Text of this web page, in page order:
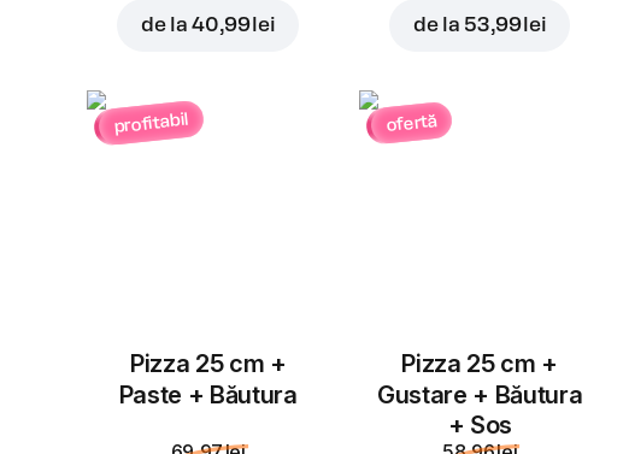
de la40,99 lei de la 53,99 lei
profitabil
Pizza 25 cm +
Paste + Băutura
ofertă
Pizza 25 cm +
Gustare + Băutura
+ Sos